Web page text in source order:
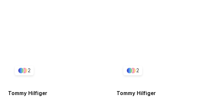
2
Tommy Hilfiger
2
Tommy Hilfiger